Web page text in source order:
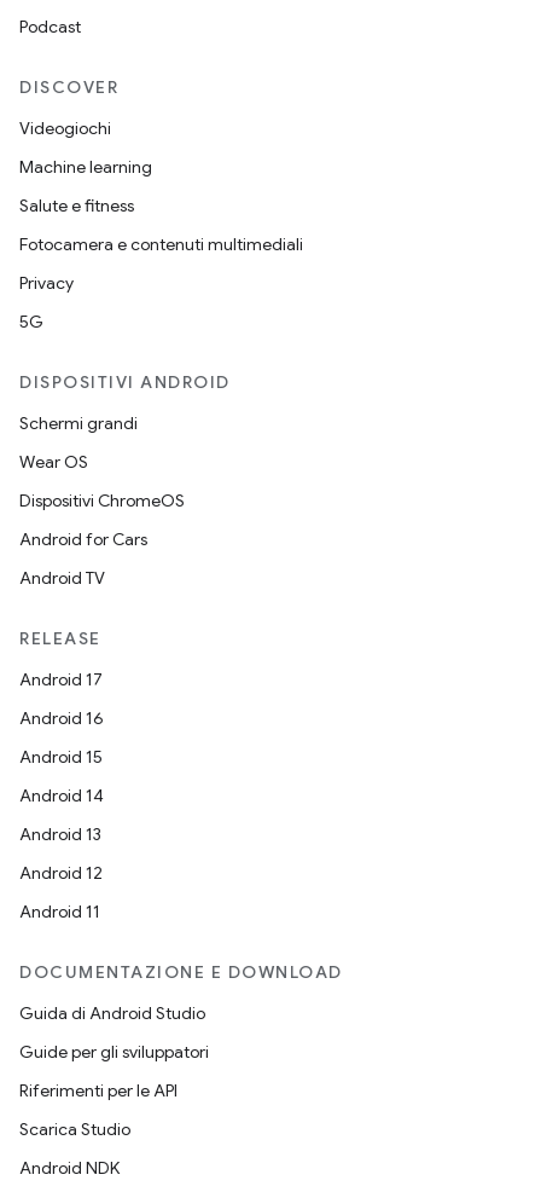
Podcast
DISCOVER
Videogiochi
Machine learning
Salute e fitness
Fotocamera e contenuti multimediali
Privacy
5G
DISPOSITIVI ANDROID
Schermi grandi
Wear OS
Dispositivi ChromeOS
Android for Cars
Android TV
RELEASE
Android 17
Android 16
Android 15
Android 14
Android 13
Android 12
Android 11
DOCUMENTAZIONE E DOWNLOAD
Guida di Android Studio
Guide per gli sviluppatori
Riferimenti per le API
Scarica Studio
Android NDK